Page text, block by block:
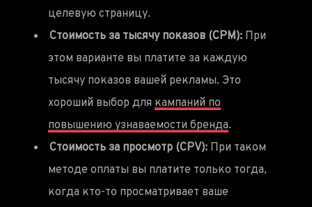
целевую страницу.
Стоимость за тысячу показов (CPM): При
этом варианте вы платите за каждую
тысячу показов вашей рекламы. Это
хороший выбор для кампаний по
повышению узнаваемости бренда.
Стоимость за просмотр (CPV): При таком
методе оплаты вы платите только тогда,
когда кто-то просматривает ваше